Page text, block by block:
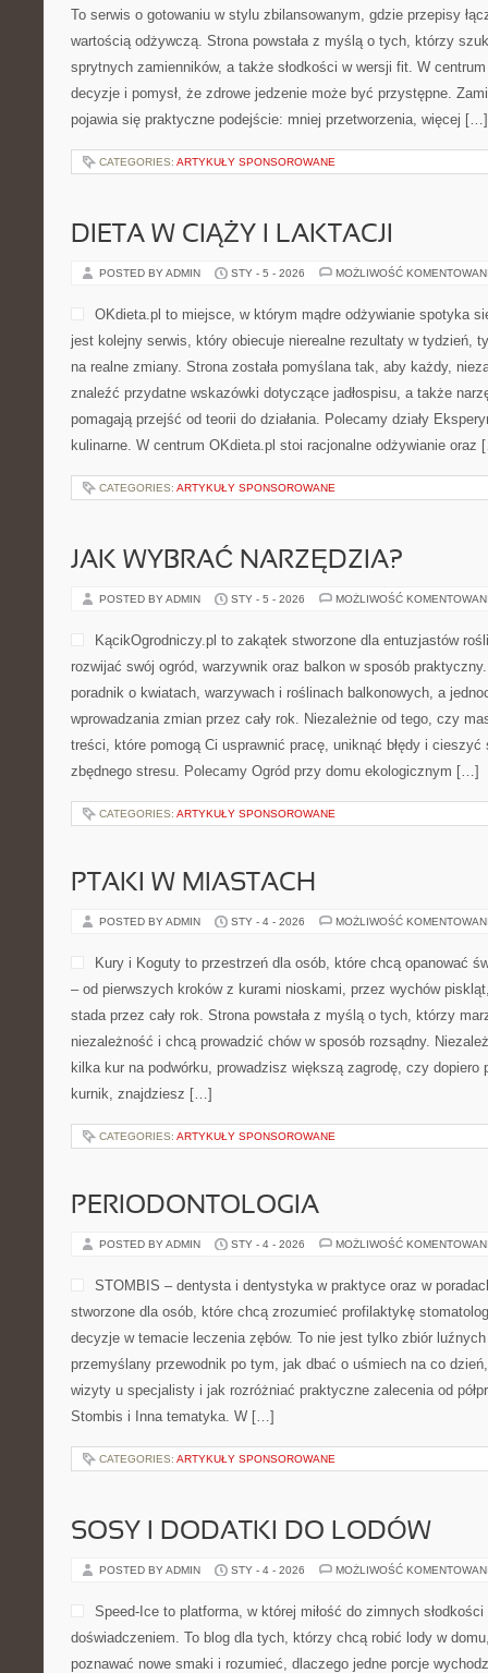
To serwis o gotowaniu w stylu zbilansowanym, gdzie przepisy
wartością odżywczą. Strona powstała z myślą o tych, którzy
sprytnych zamienników, a także słodkości w wersji fit. W
decyzje i pomysł, że zdrowe jedzenie może być przystępne.
pojawia się praktyczne podejście: mniej przetworzenia, więcej […]
CATEGORIES: ARTYKUŁY SPONSOROWANE
DIETA W CIĄŻY I LAKTACJI
POSTED BY ADMIN STY - 5 - 2026 MOŻLIWOŚĆ
OKdieta.pl to miejsce, w którym mądre odżywianie spotyka
jest kolejny serwis, który obiecuje nierealne rezultaty w tydzień,
na realne zmiany. Strona została pomyślana tak, aby każdy,
znaleźć przydatne wskazówki dotyczące jadłospisu, a także
pomagają przejść od teorii do działania. Polecamy działy
kulinarne. W centrum OKdieta.pl stoi racjonalne odżywianie oraz
CATEGORIES: ARTYKUŁY SPONSOROWANE
JAK WYBRAĆ NARZĘDZIA?
POSTED BY ADMIN STY - 5 - 2026 MOŻLIWOŚĆ
KącikOgrodniczy.pl to zakątek stworzone dla entuzjastów
rozwijać swój ogród, warzywnik oraz balkon w sposób
poradnik o kwiatach, warzywach i roślinach balkonowych, a
wprowadzania zmian przez cały rok. Niezależnie od tego, czy
treści, które pomogą Ci usprawnić pracę, uniknąć błędy i
zbędnego stresu. Polecamy Ogród przy domu ekologicznym […]
CATEGORIES: ARTYKUŁY SPONSOROWANE
PTAKI W MIASTACH
POSTED BY ADMIN STY - 4 - 2026 MOŻLIWOŚĆ
Kury i Koguty to przestrzeń dla osób, które chcą opanować
– od pierwszych kroków z kurami nioskami, przez wychów
stada przez cały rok. Strona powstała z myślą o tych, którzy
niezależność i chcą prowadzić chów w sposób rozsądny.
kilka kur na podwórku, prowadzisz większą zagrodę, czy dopiero
kurnik, znajdziesz […]
CATEGORIES: ARTYKUŁY SPONSOROWANE
PERIODONTOLOGIA
POSTED BY ADMIN STY - 4 - 2026 MOŻLIWOŚĆ
STOMBIS – dentysta i dentystyka w praktyce oraz w
stworzone dla osób, które chcą zrozumieć profilaktykę
decyzje w temacie leczenia zębów. To nie jest tylko zbiór
przemyślany przewodnik po tym, jak dbać o uśmiech na co
wizyty u specjalisty i jak rozróżniać praktyczne zalecenia od
Stombis i Inna tematyka. W […]
CATEGORIES: ARTYKUŁY SPONSOROWANE
SOSY I DODATKI DO LODÓW
POSTED BY ADMIN STY - 4 - 2026 MOŻLIWOŚĆ
Speed-Ice to platforma, w której miłość do zimnych
doświadczeniem. To blog dla tych, którzy chcą robić lody w
poznawać nowe smaki i rozumieć, dlaczego jedne porcje